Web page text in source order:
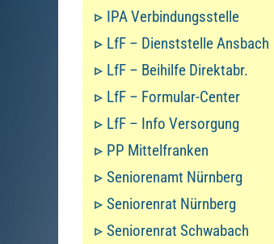
IPA Verbindungsstelle
LfF – Dienststelle Ansbach
LfF – Beihilfe Direktabr.
LfF – Formular-Center
LfF – Info Versorgung
PP Mittelfranken
Seniorenamt Nürnberg
Seniorenrat Nürnberg
Seniorenrat Schwabach